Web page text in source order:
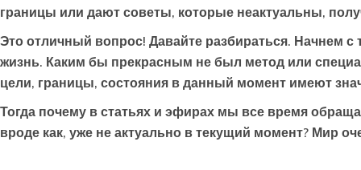
границы или дают советы, которые неактуальны,
Это отличный вопрос! Давайте разбираться. Начнем
жизнь. Каким бы прекрасным не был метод или
цели, границы, состояния в данный момент имеют
Тогда почему в статьях и эфирах мы все время
вроде как, уже не актуально в текущий момент? Мир